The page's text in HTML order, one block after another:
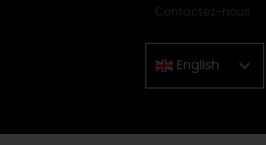
Contactez-nous
English
Chinese